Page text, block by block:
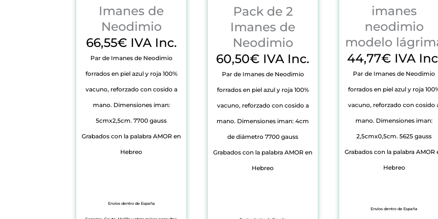
Imanes de
Neodimio
66,55€ IVA Inc.
Par de Imanes de Neodimio
forrados en piel azul y roja 100%
vacuno, reforzado con cosido a
mano. Dimensiones iman:
5cmx2,5cm. 7700 gauss
Grabados con la palabra AMOR en
Hebreo
Envíos dentro de España
Pack de 2
Imanes de
Neodimio
60,50€ IVA Inc.
Par de Imanes de Neodimio
forrados en piel azul y roja 100%
vacuno, reforzado con cosido a
mano. Dimensiones iman: 4cm
de diámetro 7700 gauss
Grabados con la palabra AMOR en
Hebreo
imanes
neodimio
modelo
44,77€ IVA
Par de Imanes de Neodimio
forrados en piel azul y roja
vacuno, reforzado con cosido
mano. Dimensiones iman:
2,5cmx0,5cm. 5625 gauss
Grabados con la palabra AMOR
Hebreo
Envíos dentro de España